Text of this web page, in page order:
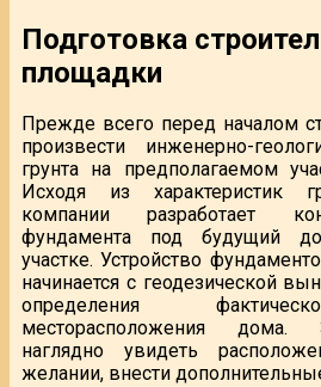
Подготовка
площадки
Прежде всего перед началом
произвести инженерно-
грунта на предполагаемом
Исходя из характеристик
компании разработает
фундамента под будущий
участке. Устройство
начинается с геодезической
определения
месторасположения дома.
наглядно увидеть
желании, внести